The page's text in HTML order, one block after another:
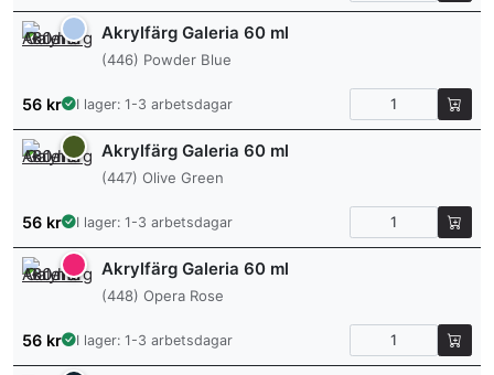
Akrylfärg Galeria 60 ml
(446) Powder Blue
56 kr I lager: 1-3 arbetsdagar
Akrylfärg Galeria 60 ml
(447) Olive Green
56 kr I lager: 1-3 arbetsdagar
Akrylfärg Galeria 60 ml
(448) Opera Rose
56 kr I lager: 1-3 arbetsdagar